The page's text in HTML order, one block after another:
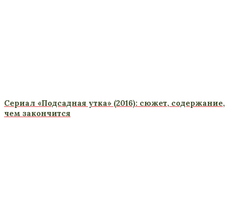
Сериал «Подсадная утка» (2016): сюжет, содержание,
чем закончится